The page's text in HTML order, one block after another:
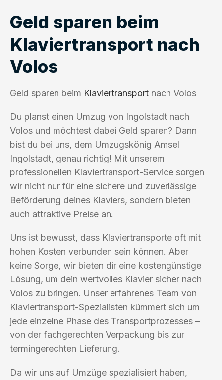
Geld sparen beim
Klaviertransport nach
Volos
Geld sparen beim Klaviertransport nach Volos
Du planst einen Umzug von Ingolstadt nach
Volos und möchtest dabei Geld sparen? Dann
bist du bei uns, dem Umzugskönig Amsel
Ingolstadt, genau richtig! Mit unserem
professionellen Klaviertransport-Service sorgen
wir nicht nur für eine sichere und zuverlässige
Beförderung deines Klaviers, sondern bieten
auch attraktive Preise an.
Uns ist bewusst, dass Klaviertransporte oft mit
hohen Kosten verbunden sein können. Aber
keine Sorge, wir bieten dir eine kostengünstige
Lösung, um dein wertvolles Klavier sicher nach
Volos zu bringen. Unser erfahrenes Team von
Klaviertransport-Spezialisten kümmert sich um
jede einzelne Phase des Transportprozesses –
von der fachgerechten Verpackung bis zur
termingerechten Lieferung.
Da wir uns auf Umzüge spezialisiert haben,